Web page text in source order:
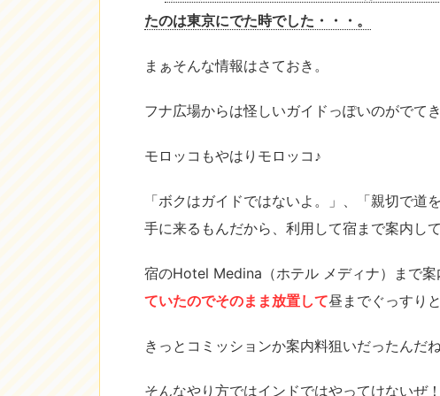
たのは東京にでた時でした・・・。
まぁそんな情報はさておき。
フナ広場からは怪しいガイドっぽいのがでて
モロッコもやはりモロッコ♪
「ボクはガイドではないよ。」、「親切で
手に来るもんだから、利用して宿まで案内し
宿のHotel Medina（ホテル メディナ）まで案
ていたのでそのまま放置して昼までぐっすり
きっとコミッションか案内料狙いだったんだ
そんなやり方ではインドではやってけないぜ